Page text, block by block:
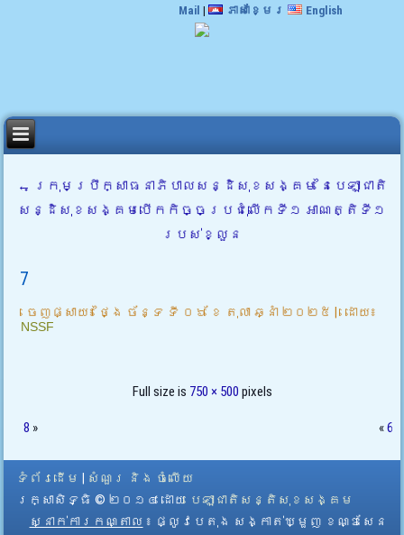
Mail | ភាសាខ្មែរ English
← ក្រុមប្រឹក្សាធនាភិបាលសន្ដិសុខសង្គម នៃបេឡាជាតិ
សន្ដិសុខសង្គមបើកកិច្ចប្រជុំលើកទី១ អាណត្តិទី១
របស់ខ្លួន
7
ចេញផ្សាយ៖ ថ្ងៃ ច័ន្ទ ទី ០៦ ខែ តុលា ឆ្នាំ ២០២៥ | ដោយ៖
NSSF
Full size is 750 × 500 pixels
8 » «6
ទំព័រដើម
សំណួរ និង ចំលើយ
រក្សាសិទ្ធិ © ២០១៤ ដោយ​ បេឡាជាតិសន្តិសុខសង្គម
ស្នាក់ការកណ្តាល ៖ ផ្លូវបេតុង សង្កាត់ឃ្មួញ ខណ្ឌសែន